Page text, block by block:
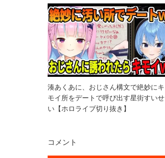
湊あくあに、おじさん構文で絶妙にキ
モイ所をデートで呼び出す星街すいせ
い【ホロライブ切り抜き】
コメント